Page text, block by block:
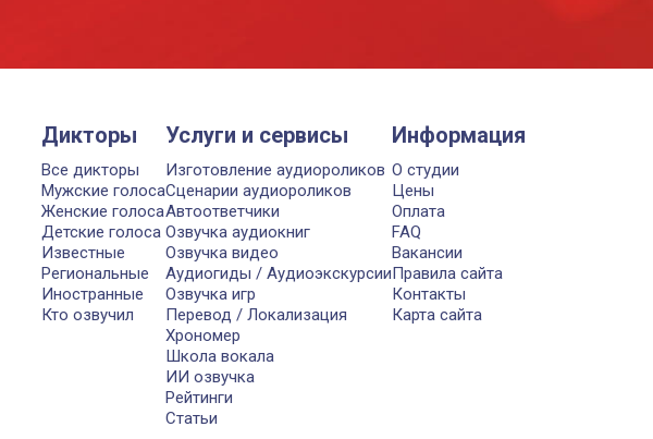
Дикторы
Все дикторы
Мужские голоса
Женские голоса
Детские голоса
Известные
Региональные
Иностранные
Кто озвучил
Услуги и сервисы
Изготовление аудиороликов
Сценарии аудиороликов
Автоответчики
Озвучка аудиокниг
Озвучка видео
Аудиогиды / Аудиоэкскурсии
Озвучка игр
Перевод / Локализация
Хрономер
Школа вокала
ИИ озвучка
Рейтинги
Статьи
Информация
О студии
Цены
Оплата
FAQ
Вакансии
Правила сайта
Контакты
Карта сайта